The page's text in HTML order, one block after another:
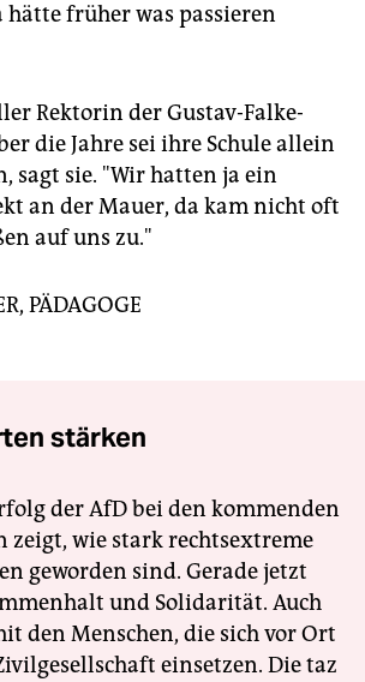
hätte früher was passieren
Rektorin der Gustav-Falke-
die Jahre sei ihre Schule allein
sagt sie. "Wir hatten ja ein
an der Mauer, da kam nicht oft
auf uns zu."
PÄDAGOGE
stärken
der AfD bei den kommenden
zeigt, wie stark rechtsextreme
geworden sind. Gerade jetzt
und Solidarität. Auch
den Menschen, die sich vor Ort
einsetzen. Die taz